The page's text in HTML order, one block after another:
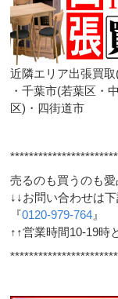
近隣エリア出張買
・千葉市(若葉区・
区)・四街道市
売るのも買うのも愛
↓↓お問い合わせは
『0120-979-764 』
↑↑営業時間10-19時